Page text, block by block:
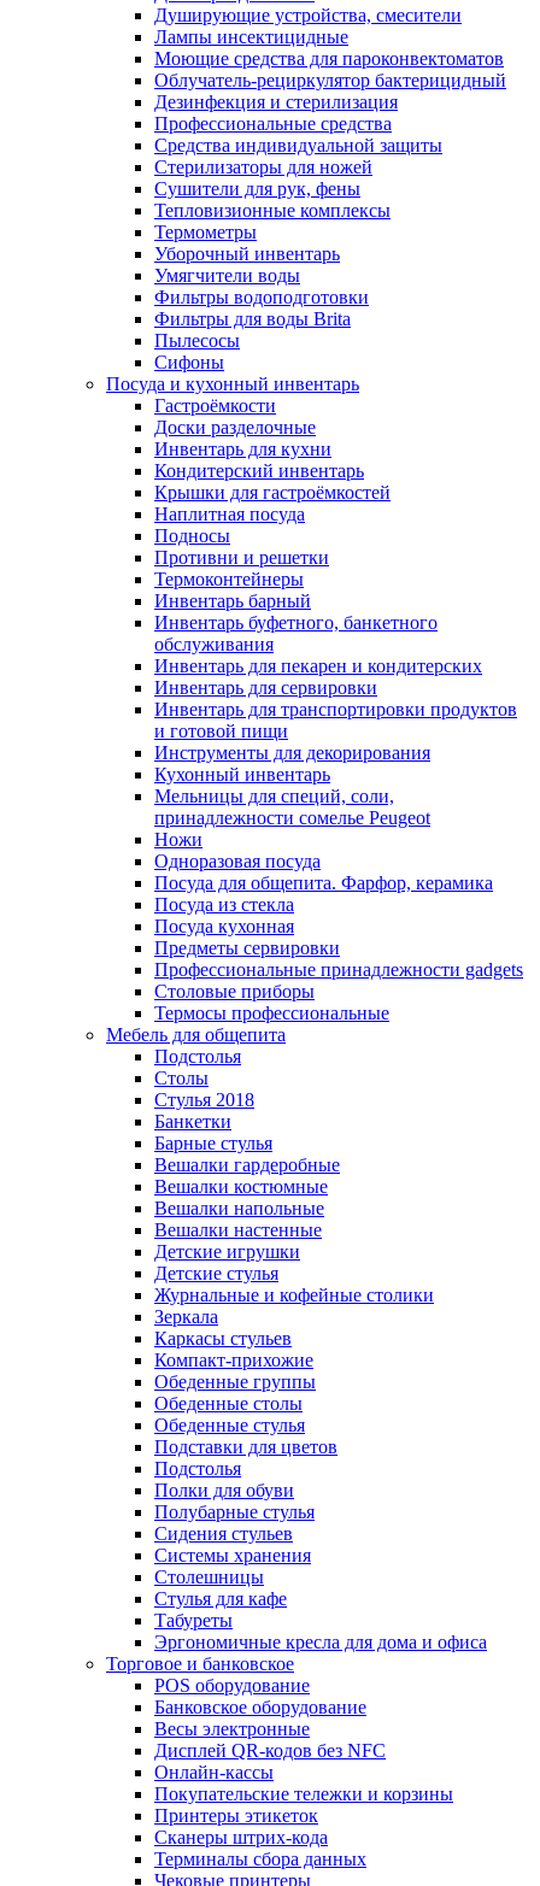
Душирующие устройства, смесители
Лампы инсектицидные
Моющие средства для пароконвектоматов
Облучатель-рециркулятор бактерицидный
Дезинфекция и стерилизация
Профессиональные средства
Средства индивидуальной защиты
Стерилизаторы для ножей
Сушители для рук, фены
Тепловизионные комплексы
Термометры
Уборочный инвентарь
Умягчители воды
Фильтры водоподготовки
Фильтры для воды Brita
Пылесосы
Сифоны
Посуда и кухонный инвентарь
Гастроёмкости
Доски разделочные
Инвентарь для кухни
Кондитерский инвентарь
Крышки для гастроёмкостей
Наплитная посуда
Подносы
Противни и решетки
Термоконтейнеры
Инвентарь барный
Инвентарь буфетного, банкетного
обслуживания
Инвентарь для пекарен и кондитерских
Инвентарь для сервировки
Инвентарь для транспортировки продуктов
и готовой пищи
Инструменты для декорирования
Кухонный инвентарь
Мельницы для специй, соли,
принадлежности сомелье Peugeot
Ножи
Одноразовая посуда
Посуда для общепита. Фарфор, керамика
Посуда из стекла
Посуда кухонная
Предметы сервировки
Профессиональные принадлежности gadgets
Столовые приборы
Термосы профессиональные
Мебель для общепита
Подстолья
Столы
Стулья 2018
Банкетки
Барные стулья
Вешалки гардеробные
Вешалки костюмные
Вешалки напольные
Вешалки настенные
Детские игрушки
Детские стулья
Журнальные и кофейные столики
Зеркала
Каркасы стульев
Компакт-прихожие
Обеденные группы
Обеденные столы
Обеденные стулья
Подставки для цветов
Подстолья
Полки для обуви
Полубарные стулья
Сидения стульев
Системы хранения
Столешницы
Стулья для кафе
Табуреты
Эргономичные кресла для дома и офиса
Торговое и банковское
POS оборудование
Банковское оборудование
Весы электронные
Дисплей QR-кодов без NFC
Онлайн-кассы
Покупательские тележки и корзины
Принтеры этикеток
Сканеры штрих-кода
Терминалы сбора данных
Чековые принтеры